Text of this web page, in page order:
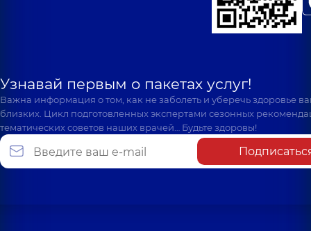
Узнавай первым о пакетах услуг!
Важна информация о том, как не заболеть и уберечь здоровье
близких. Цикл подготовленных экспертами сезонных
тематических советов наших врачей… Будьте здоровы!